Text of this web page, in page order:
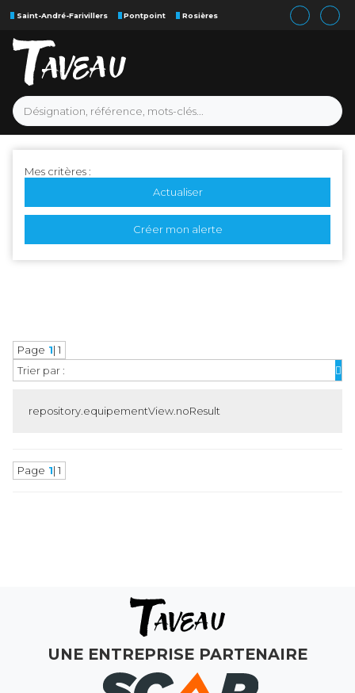
Saint-André-Farivillers Pontpoint Rosières
MON COMPTE
Mes critères :
Actualiser
Créer mon alerte
Trier par :
Page 1| 1
repository.equipementView.noResult
Page 1| 1
UNE ENTREPRISE PARTENAIRE